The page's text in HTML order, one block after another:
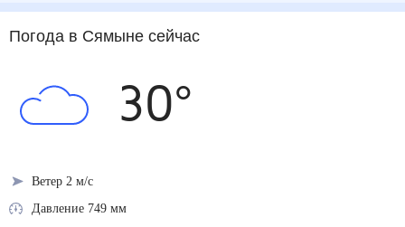
Погода в Сямынесейчас
30°
Ветер 2 м/с
Давление 749 мм